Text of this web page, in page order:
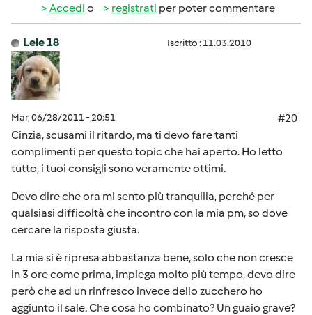
Accedi o registrati per poter commentare
Lele 18 Iscritto : 11.03.2010
Mar, 06/28/2011 - 20:51
#20
Cinzia, scusami il ritardo, ma ti devo fare tanti
complimenti per questo topic che hai aperto. Ho letto
tutto, i tuoi consigli sono veramente ottimi.
Devo dire che ora mi sento più tranquilla, perché per
qualsiasi difficoltà che incontro con la mia pm, so dove
cercare la risposta giusta.
La mia si è ripresa abbastanza bene, solo che non cresce
in 3 ore come prima, impiega molto più tempo, devo dire
però che ad un rinfresco invece dello zucchero ho
aggiunto il sale. Che cosa ho combinato? Un guaio grave?